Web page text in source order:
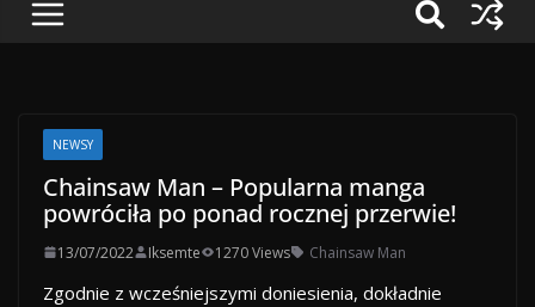
NEWSY
Chainsaw Man – Popularna manga
powróciła po ponad rocznej przerwie!
13/07/2022 Iksemte 1270 Views Chainsaw Man
Zgodnie z wcześniejszymi doniesienia, dokładnie